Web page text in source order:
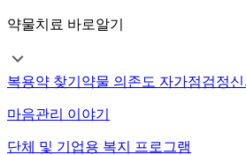
약물치료 바로알기
복용약 찾기 약물 의존도 자가점검정신
마음관리 이야기
단체 및 기업용 복지 프로그램